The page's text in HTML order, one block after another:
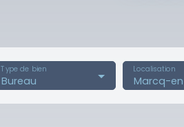
Bureau
Type de bien Localisation